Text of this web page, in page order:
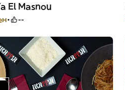
El Masnou
--